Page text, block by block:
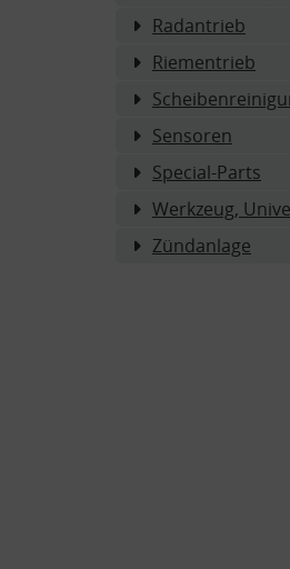
Radantrieb
Riementrieb
Sensoren
Special-Parts
Werkzeug,
Zündanlage